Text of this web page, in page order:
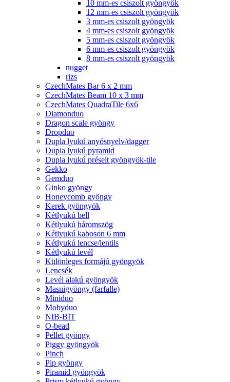
10 mm-es csiszolt gyöngyök
12 mm-es csiszolt gyöngyök
3 mm-es csiszolt gyöngyök
4 mm-es csiszolt gyöngyök
5 mm-es csiszolt gyöngyök
6 mm-es csiszolt gyöngyök
8 mm-es csiszolt gyöngyök
nugget
rizs
CzechMates Bar 6 x 2 mm
CzechMates Beam 10 x 3 mm
CzechMates QuadraTile 6x6
Diamonduo
Dragon scale gyöngy
Dropduo
Dupla lyukú anyósnyelv/dagger
Dupla lyukú pyramid
Dupla lyukú préselt gyöngyök-tile
Gekko
Gemduo
Ginko gyöngy
Honeycomb gyöngy
Kerek gyöngyök
Kétlyukú bell
Kétlyukú háromszög
Kétlyukú kaboson 6 mm
Kétlyukú lencse/lentils
Kétlyukú levél
Különleges formájú gyöngyök
Lencsék
Levél alakú gyöngyök
Masnigyöngy (farfalle)
Miniduo
Mobyduo
NIB-BIT
O-bead
Pellet gyöngy
Piggy gyöngyök
Pinch
Pip gyöngy
Piramid gyöngyök